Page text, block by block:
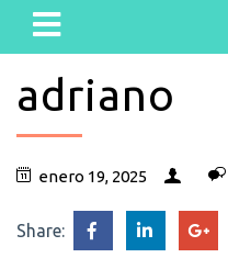
adriano
enero 19, 2025
Share: